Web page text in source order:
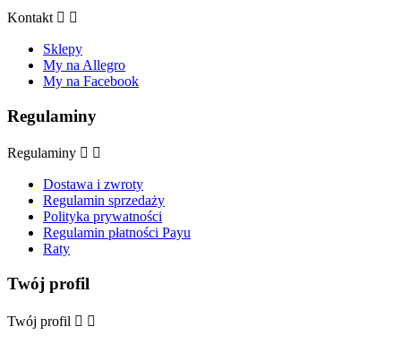
Kontakt  
Sklepy
My na Allegro
My na Facebook
Regulaminy
Regulaminy  
Dostawa i zwroty
Regulamin sprzedaży
Polityka prywatności
Regulamin płatności Payu
Raty
Twój profil
Twój profil  